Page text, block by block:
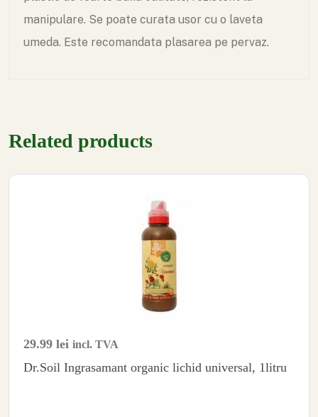
manipulare. Se poate curata usor cu o laveta
umeda. Este recomandata plasarea pe pervaz.
Related products
29.99 lei incl. TVA
Dr.Soil Ingrasamant organic lichid universal, 1litru